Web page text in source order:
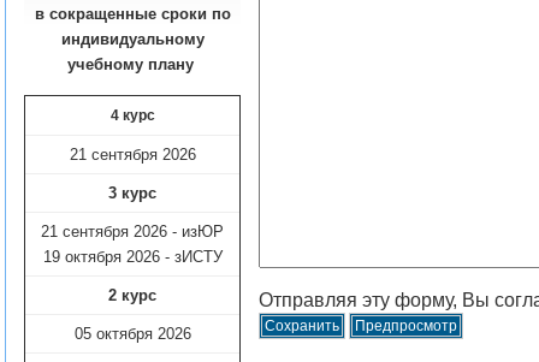
в сокращенные сроки по
индивидуальному
учебному плану​
4 курс
21 сентября 2026
3 курс
21 сентября 2026 - изЮР
19 октября 2026 - зИСТУ
2 курс
05 октября 2026
Отправляя эту форму, Вы